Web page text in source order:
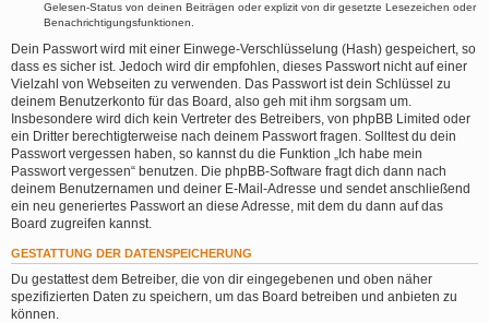
Gelesen-Status von deinen Beiträgen oder explizit von dir gesetzte Lesezeichen oder
Benachrichtigungsfunktionen.
Dein Passwort wird mit einer Einwege-Verschlüsselung (Hash) gespeichert, so
dass es sicher ist. Jedoch wird dir empfohlen, dieses Passwort nicht auf einer
Vielzahl von Webseiten zu verwenden. Das Passwort ist dein Schlüssel zu
deinem Benutzerkonto für das Board, also geh mit ihm sorgsam um.
Insbesondere wird dich kein Vertreter des Betreibers, von phpBB Limited oder
ein Dritter berechtigterweise nach deinem Passwort fragen. Solltest du dein
Passwort vergessen haben, so kannst du die Funktion „Ich habe mein
Passwort vergessen“ benutzen. Die phpBB-Software fragt dich dann nach
deinem Benutzernamen und deiner E-Mail-Adresse und sendet anschließend
ein neu generiertes Passwort an diese Adresse, mit dem du dann auf das
Board zugreifen kannst.
GESTATTUNG DER DATENSPEICHERUNG
Du gestattest dem Betreiber, die von dir eingegebenen und oben näher
spezifizierten Daten zu speichern, um das Board betreiben und anbieten zu
können.